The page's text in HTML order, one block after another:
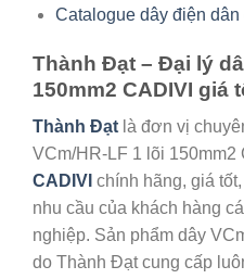
Catalogue dây điện
Thành Đạt – Đại lý
150mm2 CADIVI giá
Thành Đạt là đơn vị
VCm/HR-LF 1 lõi 150mm2
CADIVI chính hãng, giá
nhu cầu của khách hàng
nghiệp. Sản phẩm dây
do Thành Đạt cung cấp